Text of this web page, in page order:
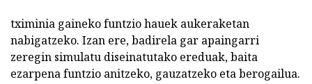
tximinia gaineko funtzio hauek aukeraketan
nabigatzeko. Izan ere, badirela gar apaingarri
zeregin simulatu diseinatutako ereduak, baita
ezarpena funtzio anitzeko, gauzatzeko eta berogailua.